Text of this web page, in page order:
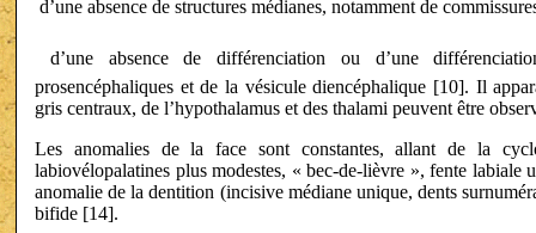
 d’une absence de structures médianes, notamment de
 d’une absence de différenciation ou d’une
prosencéphaliques et de la vésicule diencéphalique [10]. Il
gris centraux, de l’hypothalamus et des thalami peuvent être
Les anomalies de la face sont constantes, allant de la
labiovélopalatines plus modestes, « bec-de-lièvre », fente labiale
anomalie de la dentition (incisive médiane unique, dents
bifide [14].